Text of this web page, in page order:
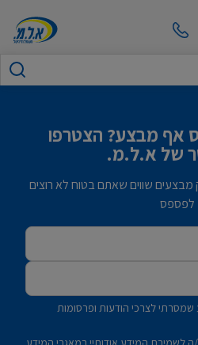
אף מבצע? הצטרפו
של א.ל.מ.
שווים שאתם בטוח לא רוצים
לפספס
לצרכי הודעות ופרסומות